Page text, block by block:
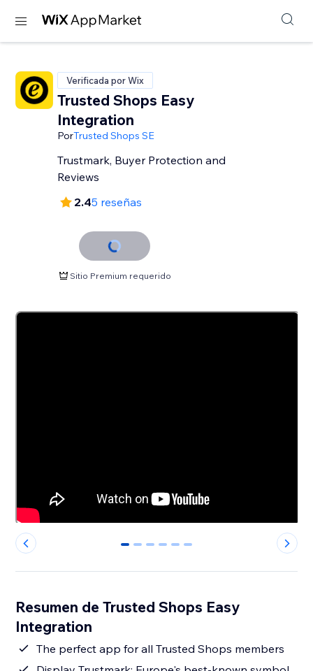
Verificada por Wix
Trusted Shops Easy
Integration
PorTrusted Shops SE
Trustmark, Buyer Protection and
Reviews
2.45 reseñas
Sitio Premium requerido
0 1 2 3 4 5
Resumen de Trusted Shops Easy
Integration
The perfect app for all Trusted Shops members